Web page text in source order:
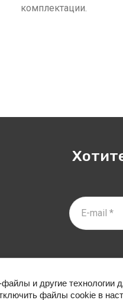
комплектации.
МАГАЗИН О
файлы и другие
файлы cookie в